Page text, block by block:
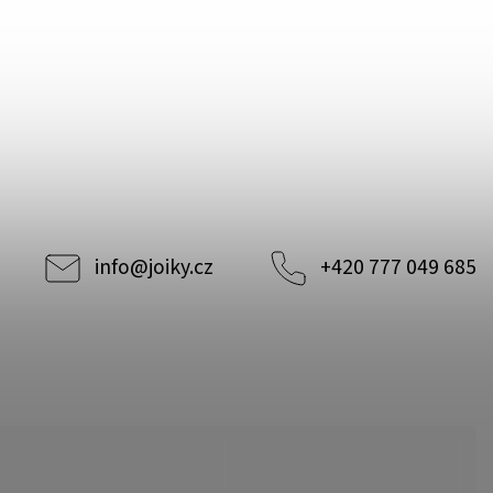
info@joiky.cz +420 777 049 685